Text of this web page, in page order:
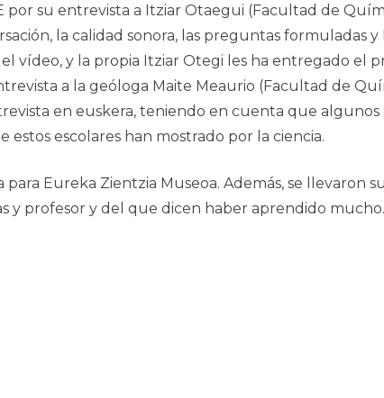
su entrevista a Itziar Otaegui (Facultad de
la calidad sonora, las preguntas formuladas
vídeo, y la propia Itziar Otegi les ha entregado el
a la geóloga Maite Meaurio (Facultad de
en euskera, teniendo en cuenta que
escolares han mostrado por la ciencia.
Eureka Zientzia Museoa. Además, se llevaron
y profesor y del que dicen haber aprendido mucho.